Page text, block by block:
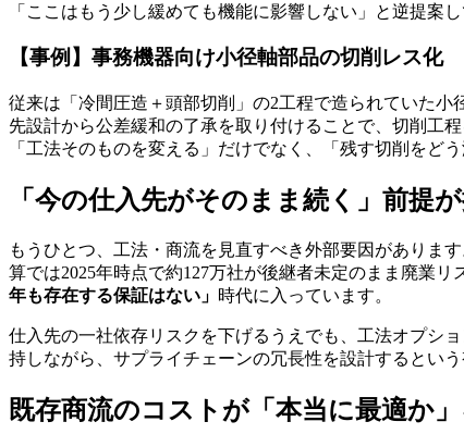
「ここはもう少し緩めても機能に影響しない」と逆提案
【事例】事務機器向け小径軸部品の切削レス化
従来は「冷間圧造＋頭部切削」の2工程で造られていた
先設計から公差緩和の了承を取り付けることで、切削工
「工法そのものを変える」だけでなく、「残す切削をど
「今の仕入先がそのまま続く」前提
もうひとつ、工法・商流を見直すべき外部要因がありま
算では2025年時点で約127万社が後継者未定のまま廃業
年も存在する保証はない」 時代に入っています。
仕入先の一社依存リスクを下げるうえでも、工法オプシ
持しながら、サプライチェーンの冗長性を設計するとい
既存商流のコストが「本当に最適か